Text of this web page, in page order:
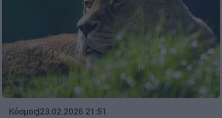
Κόσμος|23.02.2026 21:51